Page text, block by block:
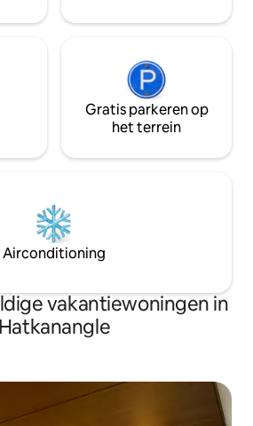
ondersteuning
Gratis parkeren op
het terrein
Airconditioning
vakantiewoningen in
Hatkanangle